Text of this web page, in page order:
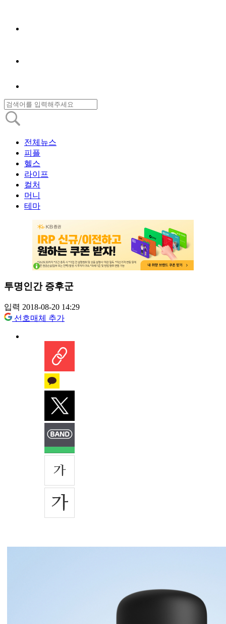
전체뉴스
피플
헬스
라이프
컬처
머니
테마
투명인간 증후군
입력 2018-08-20 14:29
선호매체 추가